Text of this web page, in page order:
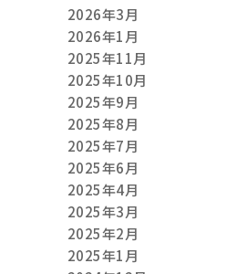
2026年3月
2026年1月
2025年11月
2025年10月
2025年9月
2025年8月
2025年7月
2025年6月
2025年4月
2025年3月
2025年2月
2025年1月